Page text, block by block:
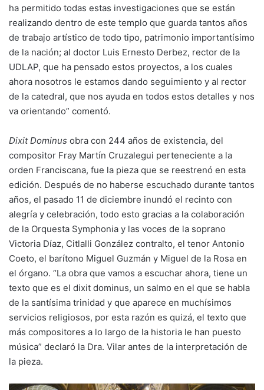
ha permitido todas estas investigaciones que se están
realizando dentro de este templo que guarda tantos años
de trabajo artístico de todo tipo, patrimonio importantísimo
de la nación; al doctor Luis Ernesto Derbez, rector de la
UDLAP, que ha pensado estos proyectos, a los cuales
ahora nosotros le estamos dando seguimiento y al rector
de la catedral, que nos ayuda en todos estos detalles y nos
va orientando” comentó.
Dixit Dominus obra con 244 años de existencia, del
compositor Fray Martín Cruzalegui perteneciente a la
orden Franciscana, fue la pieza que se reestrenó en esta
edición. Después de no haberse escuchado durante tantos
años, el pasado 11 de diciembre inundó el recinto con
alegría y celebración, todo esto gracias a la colaboración
de la Orquesta Symphonia y las voces de la soprano
Victoria Díaz, Citlalli González contralto, el tenor Antonio
Coeto, el barítono Miguel Guzmán y Miguel de la Rosa en
el órgano. “La obra que vamos a escuchar ahora, tiene un
texto que es el dixit dominus, un salmo en el que se habla
de la santísima trinidad y que aparece en muchísimos
servicios religiosos, por esta razón es quizá, el texto que
más compositores a lo largo de la historia le han puesto
música” declaró la Dra. Vilar antes de la interpretación de
la pieza.